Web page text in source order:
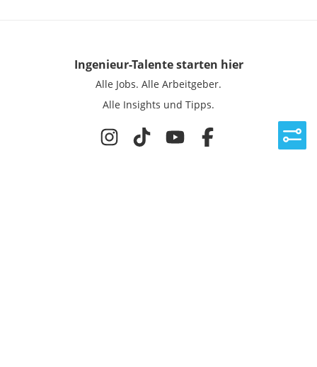
Ingenieur-Talentestarten hier
Alle Jobs. Alle Arbeitgeber.
Alle Insights und Tipps.